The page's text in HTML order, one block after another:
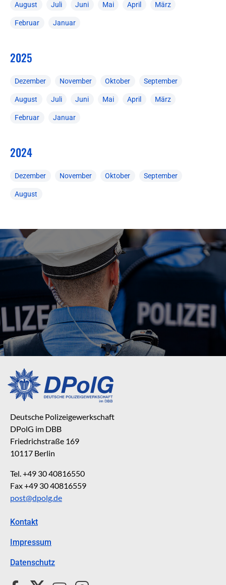
August Juli Juni Mai April März
Februar Januar
2025
Dezember November Oktober September
August Juli Juni Mai April März
Februar Januar
2024
Dezember November Oktober September
August
Deutsche Polizeigewerkschaft
DPolG im DBB
Friedrichstraße 169
10117 Berlin
Tel. +49 30 40816550
Fax +49 30 40816559
post@dpolg.de
Kontakt
Impressum
Datenschutz